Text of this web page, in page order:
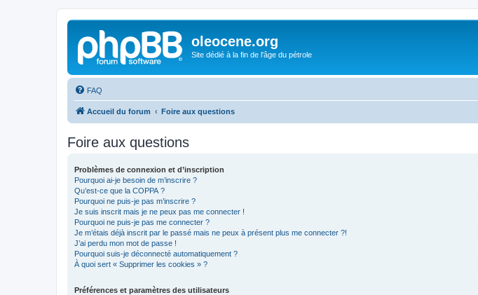
oleocene.org
Site dédié à la fin de l'âge du pétrole
FAQ
Accueil du forum Foire aux questions
Foire aux questions
Problèmes de connexion et d’inscription
Pourquoi ai-je besoin de m’inscrire ?
Qu’est-ce que la COPPA ?
Pourquoi ne puis-je pas m’inscrire ?
Je suis inscrit mais je ne peux pas me connecter !
Pourquoi ne puis-je pas me connecter ?
Je m’étais déjà inscrit par le passé mais ne peux à présent plus me connecter ?!
J’ai perdu mon mot de passe !
Pourquoi suis-je déconnecté automatiquement ?
À quoi sert « Supprimer les cookies » ?
Préférences et paramètres des utilisateurs